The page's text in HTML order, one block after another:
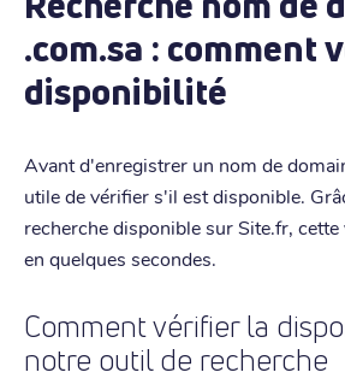
.com.sa : comment
disponibilité
Avant d'enregistrer un nom de
utile de vérifier s'il est disponible.
recherche disponible sur Site.fr,
en quelques secondes.
Comment vérifier la
notre outil de recherche